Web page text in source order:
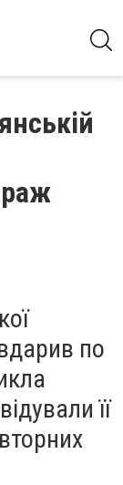
по
її